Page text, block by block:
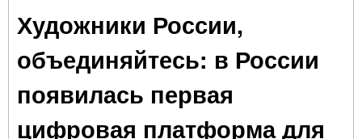
Художники России,
объединяйтесь: в России
появилась первая
цифровая платформа для